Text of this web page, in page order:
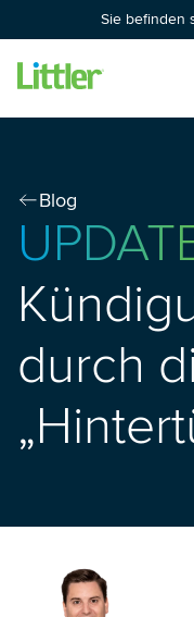
Sie befinden
Blog
durch